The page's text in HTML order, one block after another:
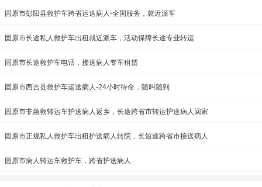
固原市彭阳县救护车跨省运送病人-全国服务，就近派车
固原市长途私人救护车出租就近派车，活动保障长途专业转运
固原市长途救护车电话，接送病人专车租赁
固原市西吉县救护车运送病人-24小时待命，随叫随到
固原市非急救转运车护送病人返乡，长途跨省市转运护送病人回家
固原市正规私人救护车出租护送病人转院，长短途跨省市接送病人
固原市病人转运车救护车，跨省护送病人